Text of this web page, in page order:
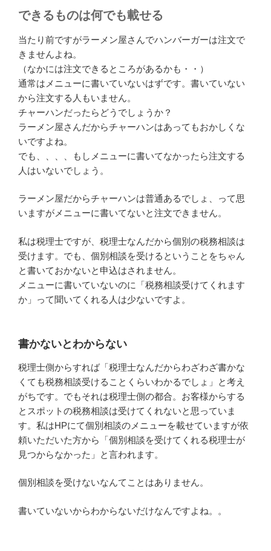
できるものは何でも載せる
当たり前ですがラーメン屋さんでハンバーガーは注文で
きませんよね。
（なかには注文できるところがあるかも・・）
通常はメニューに書いていないはずです。書いていない
から注文する人もいません。
チャーハンだったらどうでしょうか？
ラーメン屋さんだからチャーハンはあってもおかしくな
いですよね。
でも、、、、もしメニューに書いてなかったら注文する
人はいないでしょう。
ラーメン屋だからチャーハンは普通あるでしょ、って思
いますがメニューに書いてないと注文できません。
私は税理士ですが、税理士なんだから個別の税務相談は
受けます。でも、個別相談を受けるということをちゃん
と書いておかないと申込はされません。
メニューに書いていないのに「税務相談受けてくれます
か」って聞いてくれる人は少ないですよ。
書かないとわからない
税理士側からすれば「税理士なんだからわざわざ書かな
くても税務相談受けることくらいわかるでしょ」と考え
がちです。でもそれは税理士側の都合。お客様からする
とスポットの税務相談は受けてくれないと思っていま
す。私はHPにて個別相談のメニューを載せていますが依
頼いただいた方から「個別相談を受けてくれる税理士が
見つからなかった」と言われます。
個別相談を受けないなんてことはありません。
書いていないからわからないだけなんですよね。。